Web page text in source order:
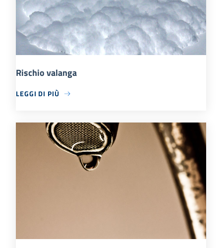
Rischio valanga
LEGGI DI PIÙ